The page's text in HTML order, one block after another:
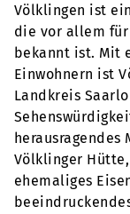
Völklingen ist
die vor allem
bekannt ist. Mit
Einwohnern ist
Landkreis
Völklinger
ehemaliges